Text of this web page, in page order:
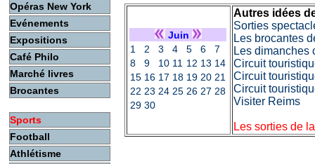
Opéras New York
Evénements
Expositions
Café Philo
Marché livres
Brocantes
Sports
Football
Athlétisme
Juin
1
2 3 4 5 6
7
8
9 10 11 12 13 14
15 16 17 18 19 20 21
22 23 24 25 26 27 28
29 30
Autres idées
Sorties
Les brocantes
Les dimanches
Circuit
Circuit
Circuit
Visiter Reims
Les sorties de